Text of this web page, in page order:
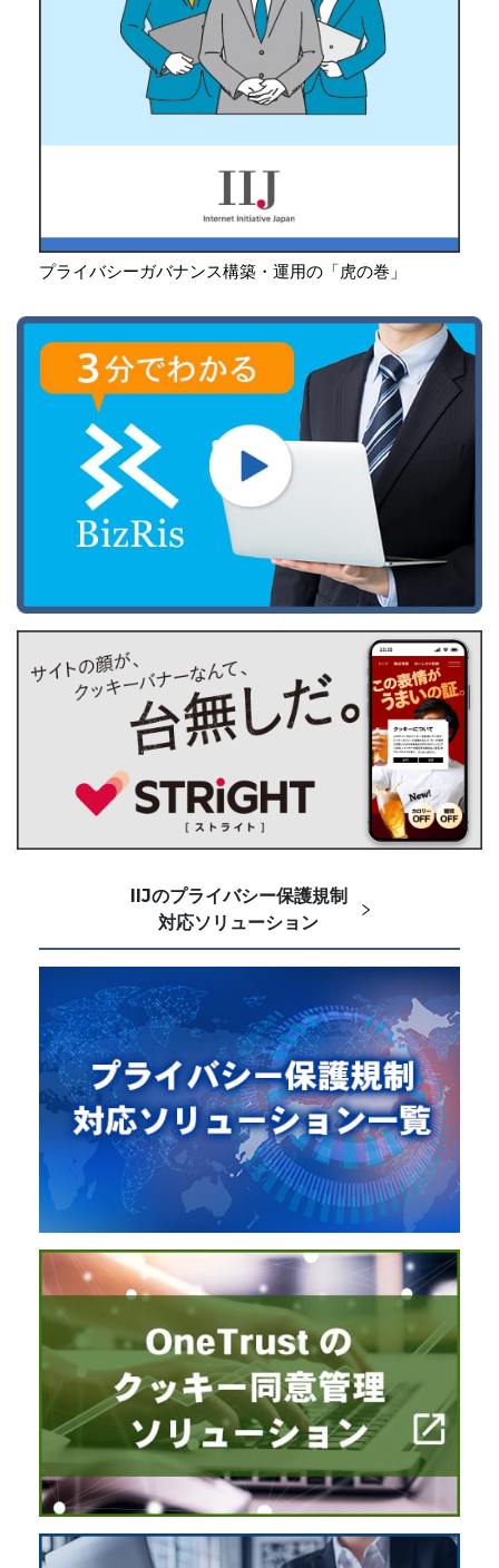
プライバシーガバナンス構築・運用の「虎の巻」
IIJのプライバシー保護規制
対応ソリューション